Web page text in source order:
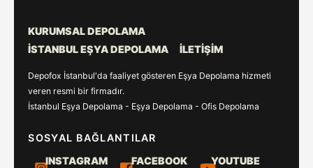
KURUMSAL DEPOLAMA
İSTANBUL EŞYA DEPOLAMA
İLETIŞIM
Depofox İstanbul'da faaliyet gösteren Eşya Depolama hizmeti
veren resmi bir firmadır.
İstanbul Eşya Depolama - Eşya Depolama - Ofis Depolama
SOSYAL BAĞLANTILAR
INSTAGRAM
FACEBOOK YOUTUBE